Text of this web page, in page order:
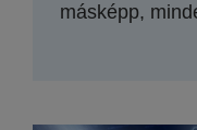
másképp,